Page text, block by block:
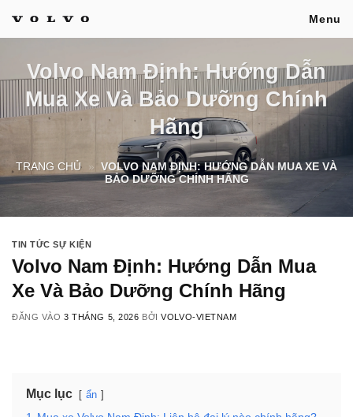
dung
Menu
Volvo Nam Định: Hướng Dẫn
Mua Xe Và Bảo Dưỡng Chính
Hãng
TRANG CHỦ » VOLVO NAM ĐỊNH: HƯỚNG DẪN MUA XE VÀ
BẢO DƯỠNG CHÍNH HÃNG
TIN TỨC SỰ KIỆN
Volvo Nam Định: Hướng Dẫn Mua
Xe Và Bảo Dưỡng Chính Hãng
ĐĂNG VÀO3 THÁNG 5, 2026 BỞIVOLVO-VIETNAM
Mục lục ẩn